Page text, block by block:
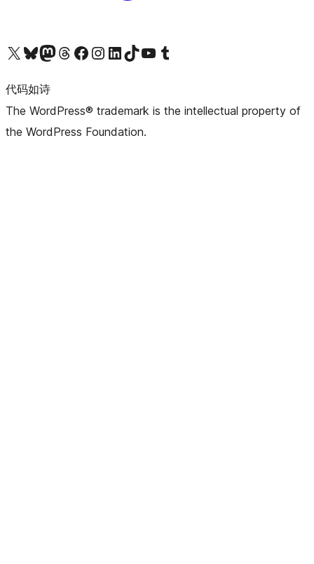
关注我们的 X（原 Twitter）账号访问我们的 Bluesky 账号关注我们的 Mastodon 账号访问我们的 Threads 账号 访问我们的 Facebook 公共主页关注我们的 Instagram 账号 关注我们的 LinkedIn 主页访问我们的 TikTok 账号访问我们的 YouTube 频道 访问我们的 Tumblr 账号
代码如诗
The WordPress® trademark is the intellectual property of
the WordPress Foundation.